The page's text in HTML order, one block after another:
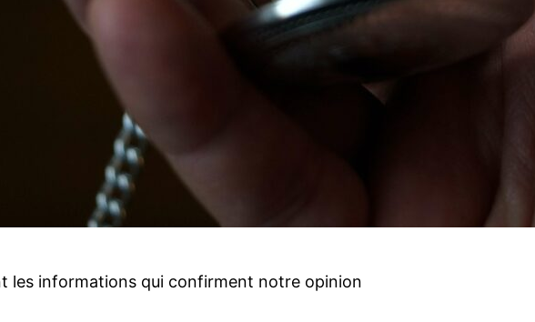
les informations qui confirment notre opinion